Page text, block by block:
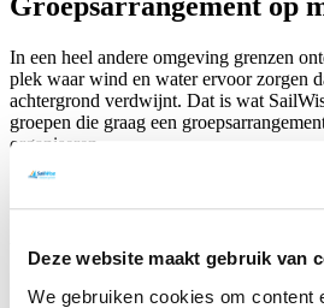
Deze website maakt gebruik van
We gebruiken cookies om content
In een heel andere omgeving grenzen
plek waar wind en water ervoor zorgen
achtergrond verdwijnt. Dat is wat
groepen die graag een
organiseren.
Uitdagende activiteiten
een beperking